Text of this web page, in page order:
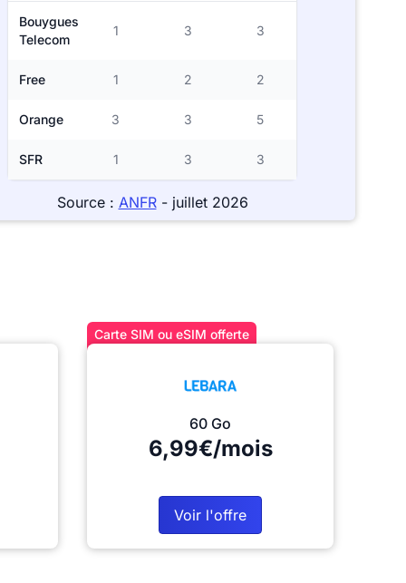
Bouygues
Telecom
1 3 3
Free 1 2 2
Orange 3 3 5
SFR 1 3 3
Source : ANFR- juillet 2026
Carte SIM ou eSIM offerte
60 Go
6,99€/mois
Voir l'offre